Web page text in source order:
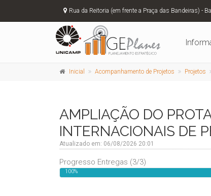
Rua da Reitoria (em frente a Praça das Bandeiras) -
Inicial Acompanhamento de Projetos Projetos
AMPLIAÇÃO DO
INTERNACIONAIS
Atualizado em: 06/08/2026 20:01
Progresso Entregas (3/3)
100%